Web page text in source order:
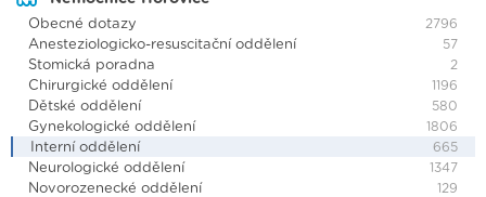
Obecné dotazy 2796
Anesteziologicko-resuscitační oddělení 57
Stomická poradna 2
Chirurgické oddělení 1196
Dětské oddělení 580
Gynekologické oddělení 1806
Interní oddělení 665
Neurologické oddělení 1347
Novorozenecké oddělení 129